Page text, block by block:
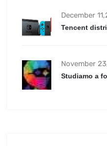
December
Tencent
November
Studiamo a